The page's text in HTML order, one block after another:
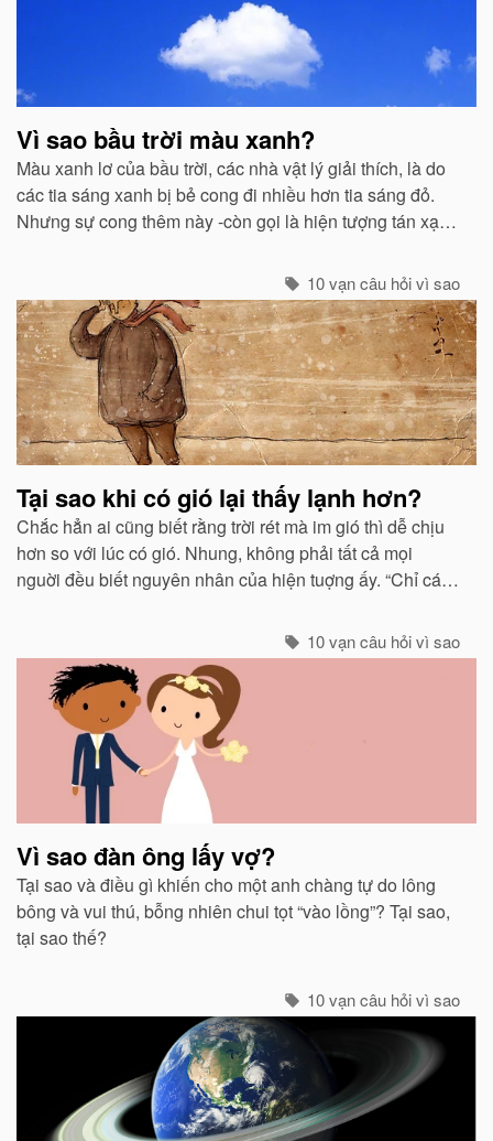
Vì sao bầu trời màu xanh?
Màu xanh lơ của bầu trời, các nhà vật lý giải thích, là do
các tia sáng xanh bị bẻ cong đi nhiều hơn tia sáng đỏ.
Nhưng sự cong thêm này -còn gọi là hiện tượng tán xạ -
10 vạn câu hỏi vì sao
Tại sao khi có gió lại thấy lạnh hơn?
Chắc hẳn ai cũng biết rằng trời rét mà im gió thì dễ chịu
hơn so với lúc có gió. Nhung, không phải tất cả mọi
nguời đều biết nguyên nhân của hiện tuợng ấy. “Chỉ các
10 vạn câu hỏi vì sao
Vì sao đàn ông lấy vợ?
Tại sao và điều gì khiến cho một anh chàng tự do lông
bông và vui thú, bỗng nhiên chui tọt “vào lồng”? Tại sao,
tại sao thế?
10 vạn câu hỏi vì sao